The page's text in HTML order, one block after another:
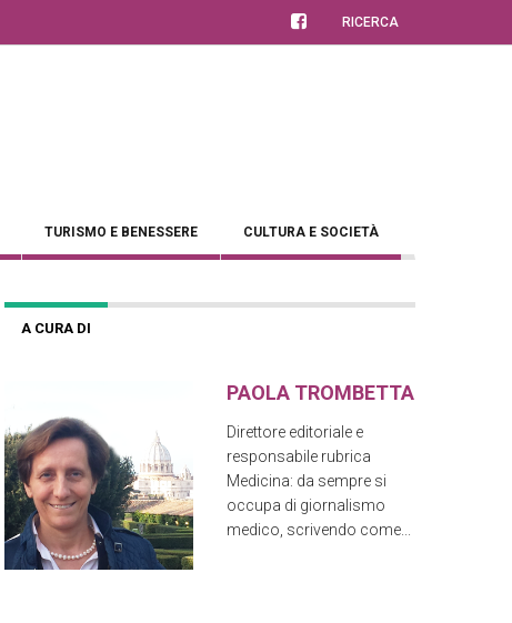
RICERCA
TURISMO E BENESSERE CULTURA E SOCIETÀ
A CURA DI
PAOLA TROMBETTA
Direttore editoriale e
responsabile rubrica
Medicina: da sempre si
occupa di giornalismo
medico, scrivendo come...